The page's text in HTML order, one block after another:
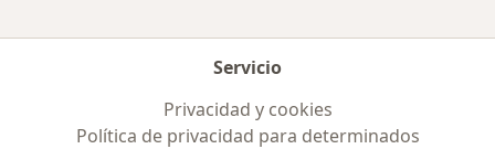
Servicio
Privacidad y cookies
Política de privacidad para determinados